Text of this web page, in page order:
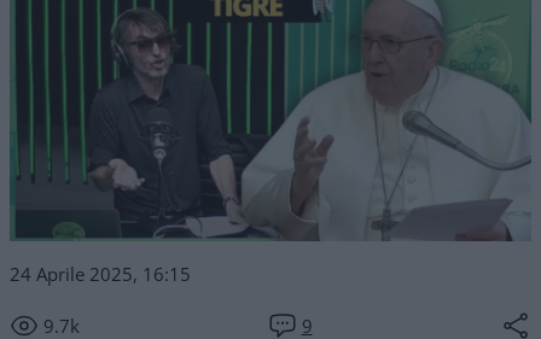
24 Aprile 2025, 16:15
9.7k 9